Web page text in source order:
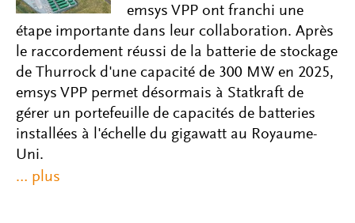
emsys VPP ont franchi une
étape importante dans leur collaboration. Après
le raccordement réussi de la batterie de stockage
de Thurrock d'une capacité de 300 MW en 2025,
emsys VPP permet désormais à Statkraft de
gérer un portefeuille de capacités de batteries
installées à l'échelle du gigawatt au Royaume-
Uni.